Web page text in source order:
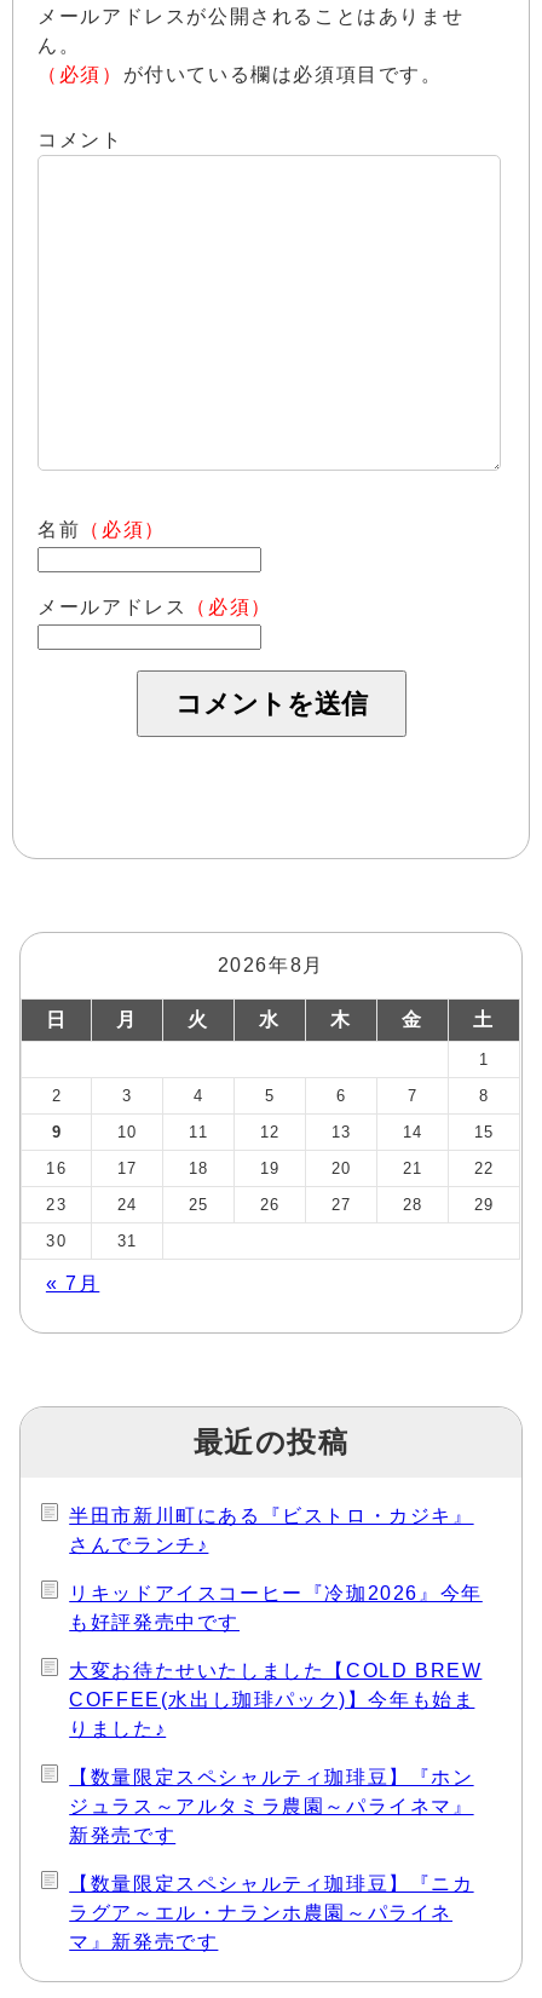
メールアドレスが公開されることはありませ
ん。
（必須） が付いている欄は必須項目です。
コメント
名前 （必須）
メールアドレス （必須）
2026年8月
日 月 火 水 木 金 土
1
2
3 4 5 6 7
8
9
10 11 12 13 14
15
16
17 18 19 20 21
22
23
24 25 26 27 28
29
30
31
« 7月
最近の投稿
半田市新川町にある『ビストロ・カジキ』
さんでランチ♪
リキッドアイスコーヒー『冷珈2026』今年
も好評発売中です
大変お待たせいたしました【COLD BREW
COFFEE(水出し珈琲パック)】今年も始ま
りました♪
【数量限定スペシャルティ珈琲豆】『ホン
ジュラス～アルタミラ農園～パライネマ』
新発売です
【数量限定スペシャルティ珈琲豆】『ニカ
ラグア～エル・ナランホ農園～パライネ
マ』新発売です